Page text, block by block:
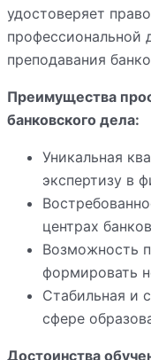
удостоверяет
профессиональной
преподавания
Преимущества
банковского дела:
Уникальная
экспертизу в
центрах
Возможность
формировать
Стабильная и
сфере
Достоинства